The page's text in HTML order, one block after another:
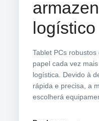
logístico
Tablet PCs
papel cada vez
logística. Devido à
rápida e precisa, a
escolherá